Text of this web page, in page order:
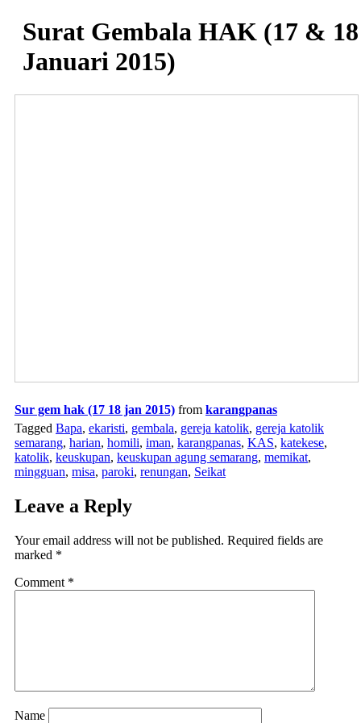
Surat Gembala HAK (17 & 18
Januari 2015)
Sur gem hak (17 18 jan 2015) from karangpanas
Tagged Bapa, ekaristi, gembala, gereja katolik, gereja katolik
semarang, harian, homili, iman, karangpanas, KAS, katekese,
katolik, keuskupan, keuskupan agung semarang, memikat,
mingguan, misa, paroki, renungan, Seikat
Leave a Reply
Your email address will not be published. Required fields are
marked *
Comment *
Name